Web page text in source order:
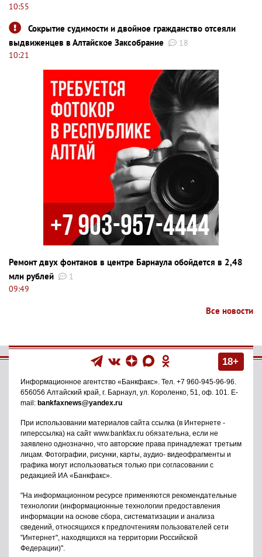
10:55
Сокрытие судимости и двойное гражданство отсеяли
выдвиженцев в Алтайское Заксобрание
18
10:21
Ремонт двух фонтанов в центре Барнаула обойдется в 2,48
млн рублей
1
09:49
Все новости
18+
Информационное агентство «Банкфакс» . Тел. +7 960-945-96-96
656056 Алтайский край, г. Барнаул ул. Короленко, 51, оф. 101
. E-
mail: bankfaxnews@yandex.ru
При использовании материалов сайта ссылка (в Интернете -
гиперссылка) на сайт www.bankfax.ru обязательна, если не
заявлено однозначно, что авторские права принадлежат третьим
лицам. Фотографии, рисунки, карты, аудио- видеофрагменты и
графика могут использоваться только при согласовании с
редакцией ИА «Банкфакс».
"На информационном ресурсе применяются рекомендательные
технологии (информационные технологии предоставления
информации на основе сбора, систематизации и анализа
сведений, относящихся к предпочтениям пользователей сети
"Интернет", находящихся на территории Российской
Федерации)".